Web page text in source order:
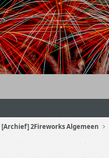
[Archief] 2Fireworks Algemeen